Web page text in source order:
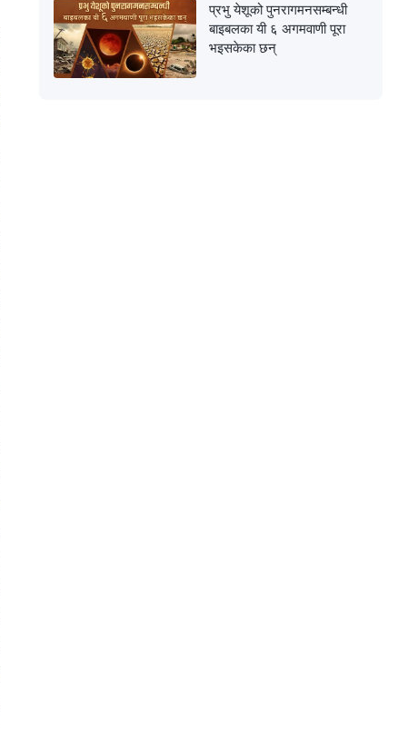
प्रभु येशूको पुनरागमनसम्‍बन्धी
बाइबलका यी ६ अगमवाणी पूरा
भइसकेका छन्